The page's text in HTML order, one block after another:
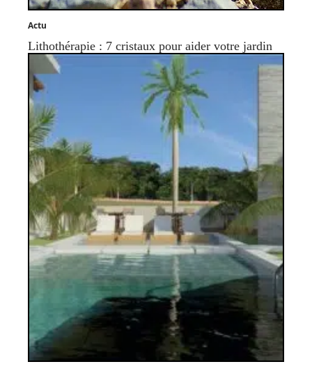
Actu
Lithothérapie : 7 cristaux pour aider votre jardin